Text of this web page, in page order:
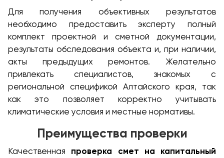
Для получения объективных результатов
необходимо предоставить эксперту полный
комплект проектной и сметной документации,
результаты обследования объекта и, при наличии,
акты предыдущих ремонтов. Желательно
привлекать специалистов, знакомых с
региональной спецификой Алтайского края, так
как это позволяет корректно учитывать
климатические условия и местные нормативы.
Преимущества проверки
Качественная проверка смет на капитальный